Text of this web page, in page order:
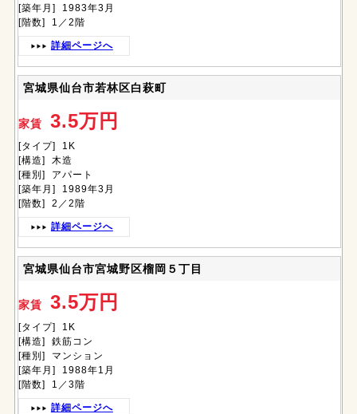
[築年月] 1983年3月
[階数] 1／2階
詳細ページへ
宮城県仙台市若林区白萩町
家賃 3.5万円
[タイプ] 1K
[構造] 木造
[種別] アパート
[築年月] 1989年3月
[階数] 2／2階
詳細ページへ
宮城県仙台市宮城野区榴岡５丁目
家賃 3.5万円
[タイプ] 1K
[構造] 鉄筋コン
[種別] マンション
[築年月] 1988年1月
[階数] 1／3階
詳細ページへ